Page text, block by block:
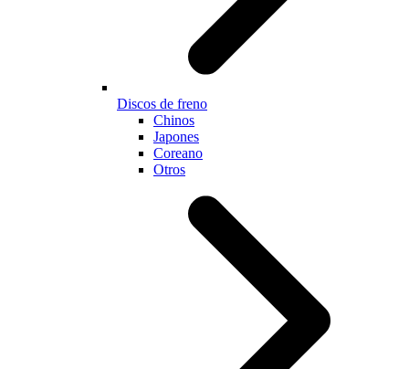
Discos de freno
Chinos
Japones
Coreano
Otros